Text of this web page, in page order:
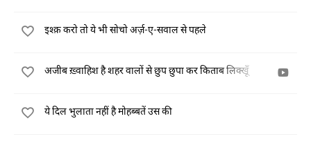
इश्क़ करो तो ये भी सोचो अर्ज़-ए-सवाल से पहले
अजीब ख़्वाहिश है शहर वालों से छुप छुपा कर किताब लिक्खूँ
ये दिल भुलाता नहीं है मोहब्बतें उस की